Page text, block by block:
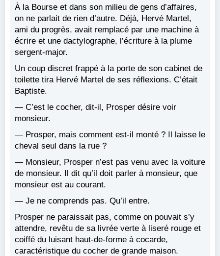
À la Bourse et dans son milieu de gens d’affaires,
on ne parlait de rien d’autre. Déjà, Hervé Martel,
ami du progrès, avait remplacé par une machine à
écrire et une dactylographe, l’écriture à la plume
sergent-major.
Un coup discret frappé à la porte de son cabinet de
toilette tira Hervé Martel de ses réflexions. C’était
Baptiste.
— C’est le cocher, dit-il, Prosper désire voir
monsieur.
— Prosper, mais comment est-il monté ? Il laisse le
cheval seul dans la rue ?
— Monsieur, Prosper n’est pas venu avec la voiture
de monsieur. Il dit qu’il doit parler à monsieur, que
monsieur est au courant.
— Je ne comprends pas. Qu’il entre.
Prosper ne paraissait pas, comme on pouvait s’y
attendre, revêtu de sa livrée verte à liseré rouge et
coiffé du luisant haut-de-forme à cocarde,
caractéristique du cocher de grande maison.